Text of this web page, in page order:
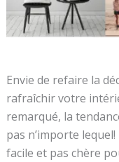
Envie de refaire la
rafraîchir votre
remarqué, la
pas n’importe
facile et pas chère